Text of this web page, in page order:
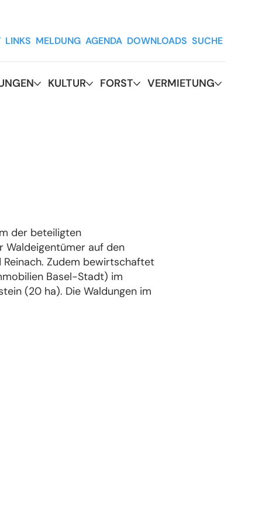
KULTUR FORST VERMIETUNG
LINKS MELDUNG AGENDA DOWNLOADS SUCHE
der beteiligten
Waldeigentümer auf den
Reinach. Zudem bewirtschaftet
Basel-Stadt) im
(20 ha). Die Waldungen im